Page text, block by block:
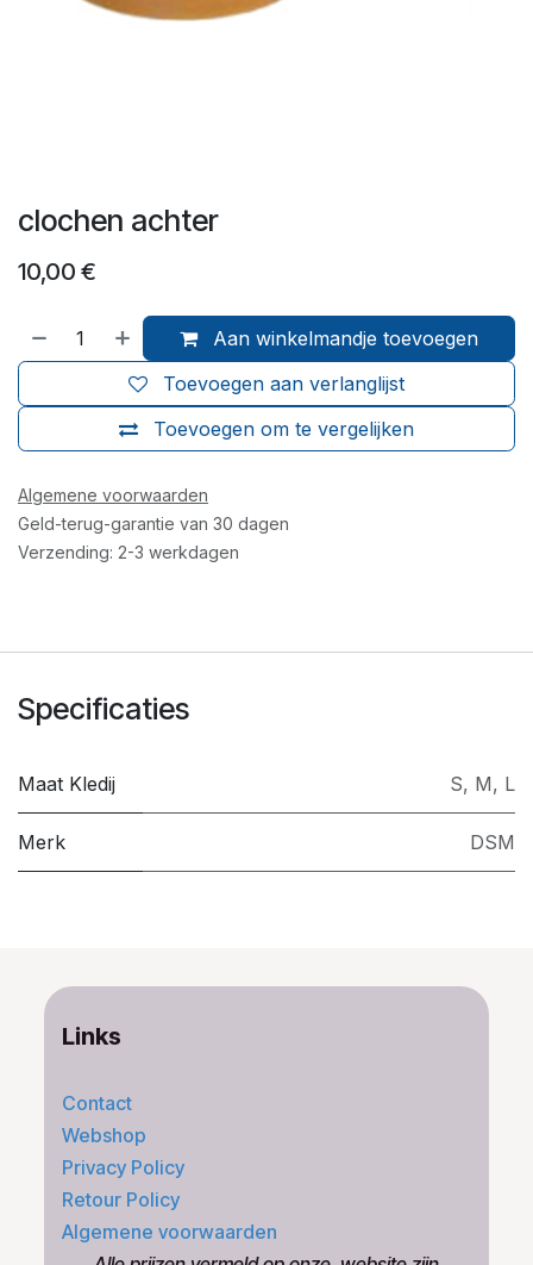
clochen achter
10,00 €
Aan winkelmandje toevoegen
Toevoegen om te vergelijken
Toevoegen aan verlanglijst
Algemene voorwaarden
Geld-terug-garantie van 30 dagen
Verzending: 2-3 werkdagen
Specificaties
Maat Kledij S, M, L
Merk DSM
Links
Contact
Webshop
Privacy Policy
Retour Policy
Algemene voorwaarden